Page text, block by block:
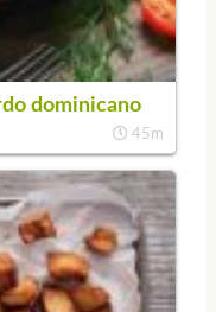
dominicano
45m